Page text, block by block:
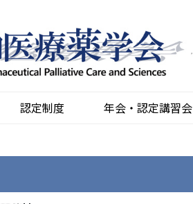
認定制度 年会・認定講習会